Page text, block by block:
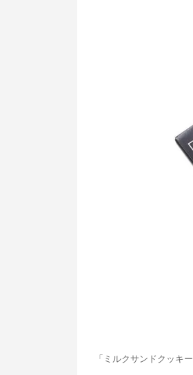
「ミルクサンドクッキー